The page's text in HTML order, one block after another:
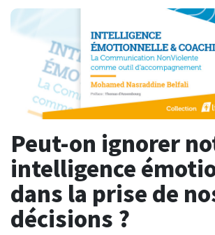
Peut-on ignorer
intelligence
dans la prise de
décisions ?